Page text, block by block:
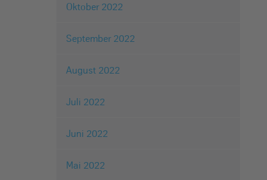
Oktober 2022
September 2022
August 2022
Juli 2022
Juni 2022
Mai 2022